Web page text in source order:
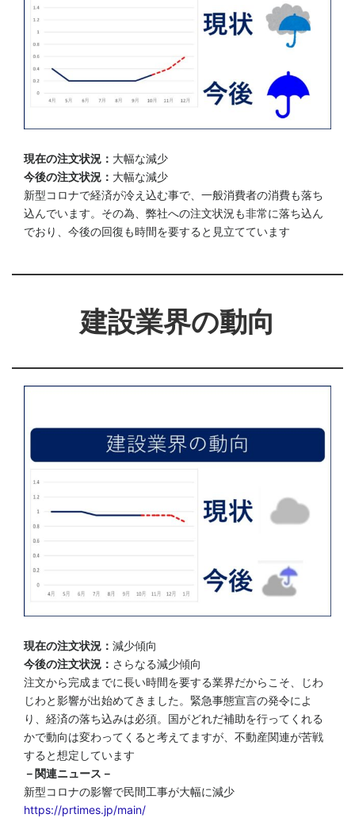
現在の注文状況： 大幅な減少
今後の注文状況： 大幅な減少
新型コロナで経済が冷え込む事で、一般消費者の消費も落ち
込んでいます。その為、弊社への注文状況も非常に落ち込ん
でおり、今後の回復も時間を要すると見立てています
建設業界の動向
現在の注文状況： 減少傾向
今後の注文状況： さらなる減少傾向
注文から完成までに長い時間を要する業界だからこそ、じわ
じわと影響が出始めてきました。緊急事態宣言の発令によ
り、経済の落ち込みは必須。国がどれだ補助を行ってくれる
かで動向は変わってくると考えてますが、不動産関連が苦戦
すると想定しています
－関連ニュース－
新型コロナの影響で民間工事が大幅に減少
https://prtimes.jp/main/